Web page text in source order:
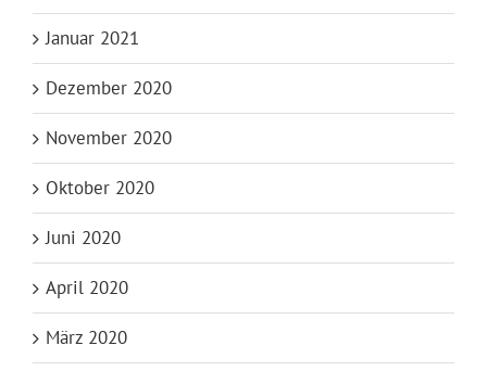
Januar 2021
Dezember 2020
November 2020
Oktober 2020
Juni 2020
April 2020
März 2020